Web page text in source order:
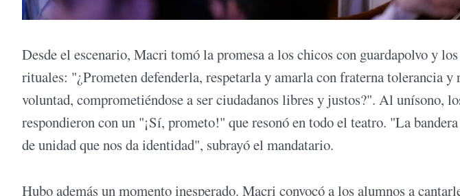
Desde el escenario, Macri tomó la promesa a los chicos con guardapolvo y
rituales: "¿Prometen defenderla, respetarla y amarla con fraterna tolerancia y
voluntad, comprometiéndose a ser ciudadanos libres y justos?". Al unísono,
respondieron con un "¡Sí, prometo!" que resonó en todo el teatro. "La
de unidad que nos da identidad", subrayó el mandatario.
Hubo además un momento inesperado. Macri convocó a los alumnos a